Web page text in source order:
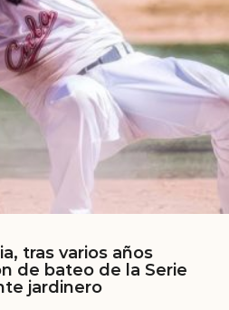
tras varios años
de bateo de la Serie
jardinero